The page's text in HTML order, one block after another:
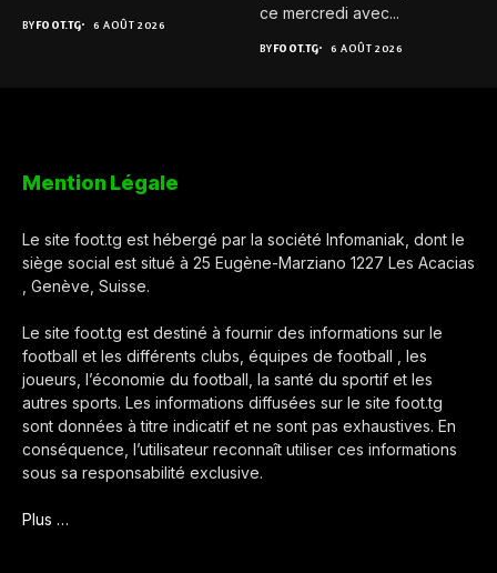
BYFOOT.TG 6 AOÛT 2026
ce mercredi avec...
BYFOOT.TG 6 AOÛT 2026
Mention Légale
Le site foot.tg est hébergé par la société Infomaniak, dont le
siège social est situé à 25 Eugène-Marziano 1227 Les Acacias
, Genève, Suisse.
Le site foot.tg est destiné à fournir des informations sur le
football et les différents clubs, équipes de football , les
joueurs, l’économie du football, la santé du sportif et les
autres sports. Les informations diffusées sur le site foot.tg
sont données à titre indicatif et ne sont pas exhaustives. En
conséquence, l’utilisateur reconnaît utiliser ces informations
sous sa responsabilité exclusive.
Plus …